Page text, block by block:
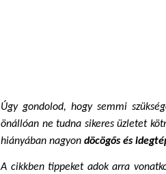
Úgy gondolod, hogy semmi
önállóan ne tudna sikeres üzletet
hiányában nagyon döcögős és
A cikkben tippeket adok arra